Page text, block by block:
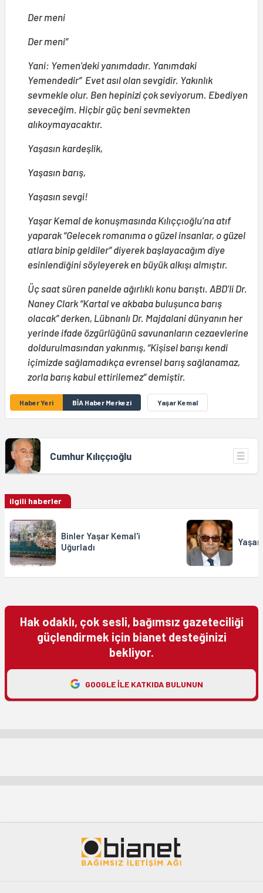
Der meni
Der meni”
Yani: Yemen’deki yanımdadır. Yanımdaki
Yemendedir” Evet asıl olan sevgidir. Yakınlık
sevmekle olur. Ben hepinizi çok seviyorum. Ebediyen
seveceğim. Hiçbir güç beni sevmekten
alıkoymayacaktır.
Yaşasın kardeşlik,
Yaşasın barış,
Yaşasın sevgi!
Yaşar Kemal de konuşmasında Kılıççıoğlu’na atıf
yaparak “Gelecek romanıma o güzel insanlar, o güzel
atlara binip geldiler” diyerek başlayacağım diye
esinlendiğini söyleyerek en büyük alkışı almıştır.
Üç saat süren panelde ağırlıklı konu barıştı. ABD’li Dr.
Naney Clark “Kartal ve akbaba buluşunca barış
olacak” derken, Lübnanlı Dr. Majdalani dünyanın her
yerinde ifade özgürlüğünü savunanların cezaevlerine
doldurulmasından yakınmış, “Kişisel barışı kendi
içimizde sağlamadıkça evrensel barış sağlanamaz,
zorla barış kabul ettirilemez” demiştir.
Haber Yeri BİA Haber Merkezi Yaşar Kemal
Cumhur Kılıççıoğlu
ilgili haberler
Binler Yaşar Kemal'i
Uğurladı
Hak odaklı, çok sesli, bağımsız gazeteciliği
güçlendirmek için bianet desteğinizi
bekliyor.
GOOGLE ILE KATKIDA BULUNUN